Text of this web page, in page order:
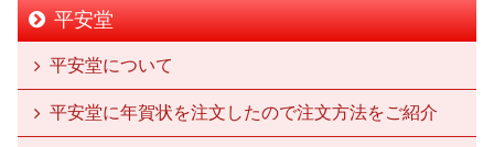
平安堂
平安堂について
平安堂に年賀状を注文したので注文方法をご紹介